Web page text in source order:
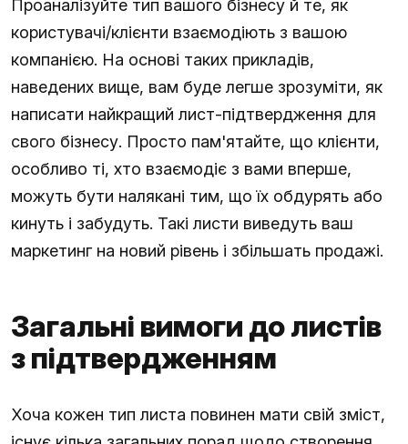
Проаналізуйте тип вашого бізнесу й те, як
користувачі/клієнти взаємодіють з вашою
компанією. На основі таких прикладів,
наведених вище, вам буде легше зрозуміти, як
написати найкращий лист-підтвердження для
свого бізнесу. Просто пам'ятайте, що клієнти,
особливо ті, хто взаємодіє з вами вперше,
можуть бути налякані тим, що їх обдурять або
кинуть і забудуть. Такі листи виведуть ваш
маркетинг на новий рівень і збільшать продажі.
Загальні вимоги до листів
з підтвердженням
Хоча кожен тип листа повинен мати свій зміст,